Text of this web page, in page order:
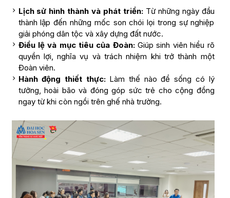
Lịch sử hình thành và phát triển:Từ những ngày đầu
thành lập đến những mốc son chói lọi trong sự nghiệp
giải phóng dân tộc và xây dựng đất nước.
Điều lệ và mục tiêu của Đoàn:Giúp sinh viên hiểu rõ
quyền lợi, nghĩa vụ và trách nhiệm khi trở thành một
Đoàn viên.
Hành động thiết thực:Làm thế nào để sống có lý
tưởng, hoài bão và đóng góp sức trẻ cho cộng đồng
ngay từ khi còn ngồi trên ghế nhà trường.